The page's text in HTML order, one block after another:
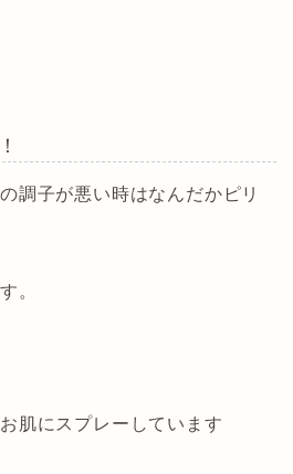
調子が悪い時はなんだかピリ
。
肌にスプレーしています